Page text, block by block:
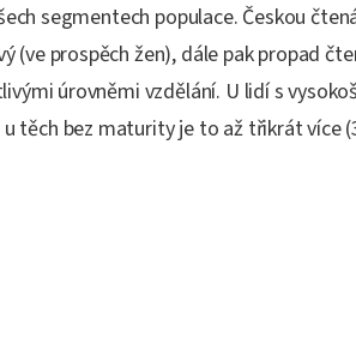
segmentech populace. Českou
(ve prospěch žen), dále pak propad
úrovněmi vzdělání. U lidí s
těch bez maturity je to až třikrát více